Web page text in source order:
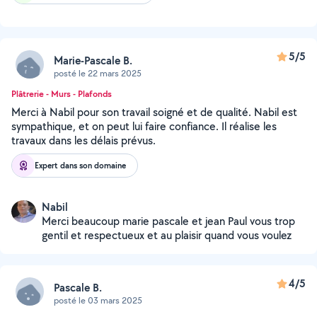
Marie-Pascale B.
posté le 22 mars 2025
5/5
Plâtrerie - Murs - Plafonds
Merci à Nabil pour son travail soigné et de qualité. Nabil est
sympathique, et on peut lui faire confiance. Il réalise les
travaux dans les délais prévus.
Expert dans son domaine
Nabil
Merci beaucoup marie pascale et jean Paul vous trop
gentil et respectueux et au plaisir quand vous voulez
Pascale B.
posté le 03 mars 2025
4/5